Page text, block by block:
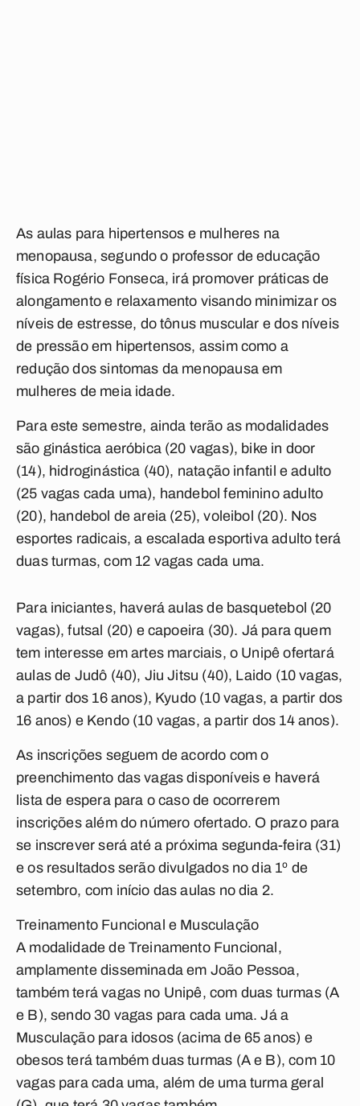
As aulas para hipertensos e mulheres na
menopausa, segundo o professor de educação
física Rogério Fonseca, irá promover práticas de
alongamento e relaxamento visando minimizar os
níveis de estresse, do tônus muscular e dos níveis
de pressão em hipertensos, assim como a
redução dos sintomas da menopausa em
mulheres de meia idade.
Para este semestre, ainda terão as modalidades
são ginástica aeróbica (20 vagas), bike in door
(14), hidroginástica (40), natação infantil e adulto
(25 vagas cada uma), handebol feminino adulto
(20), handebol de areia (25), voleibol (20). Nos
esportes radicais, a escalada esportiva adulto terá
duas turmas, com 12 vagas cada uma.
Para iniciantes, haverá aulas de basquetebol (20
vagas), futsal (20) e capoeira (30). Já para quem
tem interesse em artes marciais, o Unipê ofertará
aulas de Judô (40), Jiu Jitsu (40), Laido (10 vagas,
a partir dos 16 anos), Kyudo (10 vagas, a partir dos
16 anos) e Kendo (10 vagas, a partir dos 14 anos).
As inscrições seguem de acordo com o
preenchimento das vagas disponíveis e haverá
lista de espera para o caso de ocorrerem
inscrições além do número ofertado. O prazo para
se inscrever será até a próxima segunda-feira (31)
e os resultados serão divulgados no dia 1º de
setembro, com início das aulas no dia 2.
Treinamento Funcional e Musculação
A modalidade de Treinamento Funcional,
amplamente disseminada em João Pessoa,
também terá vagas no Unipê, com duas turmas (A
e B), sendo 30 vagas para cada uma. Já a
Musculação para idosos (acima de 65 anos) e
obesos terá também duas turmas (A e B), com 10
vagas para cada uma, além de uma turma geral